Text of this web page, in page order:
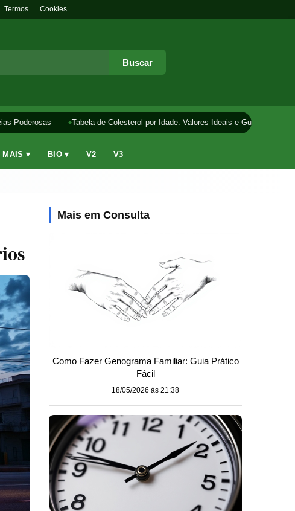
Termos Cookies
Buscar
Poderosas Tabela de Colesterol por Idade: Valores Ideais e Guia
MAIS ▾ BIO ▾ V2 V3
Mais em Consulta
Como Fazer Genograma Familiar: Guia Prático
Fácil
18/05/2026 às 21:38